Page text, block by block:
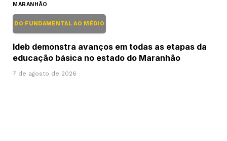
MARANHÃO
DO FUNDAMENTAL AO MÉDIO
Ideb demonstra avanços em todas as etapas da
educação básica no estado do Maranhão
7 de agosto de 2026